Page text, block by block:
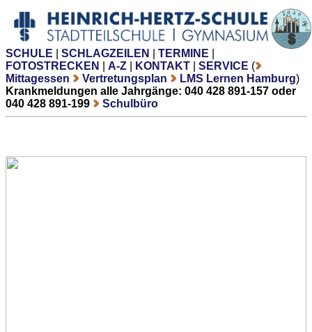
SCHULE SCHLAGZEILEN TERMINE
FOTOSTRECKEN
A-Z KONTAKT SERVICE (
Mittagessen
Vertretungsplan LMS Lernen Hamburg)
Krankmeldungen alle Jahrgänge: 040 428 891-157 oder
040 428 891-199
Schulbüro